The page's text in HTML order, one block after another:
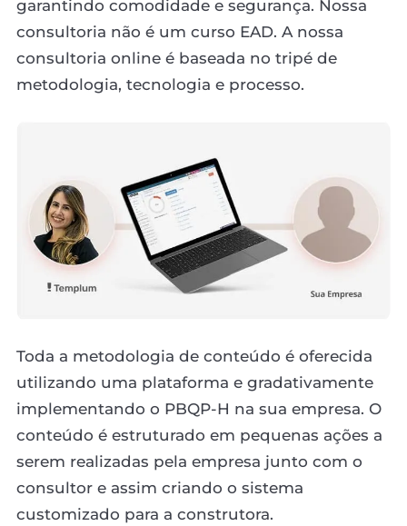
garantindo comodidade e segurança. Nossa
consultoria não é um curso EAD. A nossa
consultoria online é baseada no tripé de
metodologia, tecnologia e processo.
Toda a metodologia de conteúdo é oferecida
utilizando uma plataforma e gradativamente
implementando o PBQP-H na sua empresa. O
conteúdo é estruturado em pequenas ações a
serem realizadas pela empresa junto com o
consultor e assim criando o sistema
customizado para a construtora.